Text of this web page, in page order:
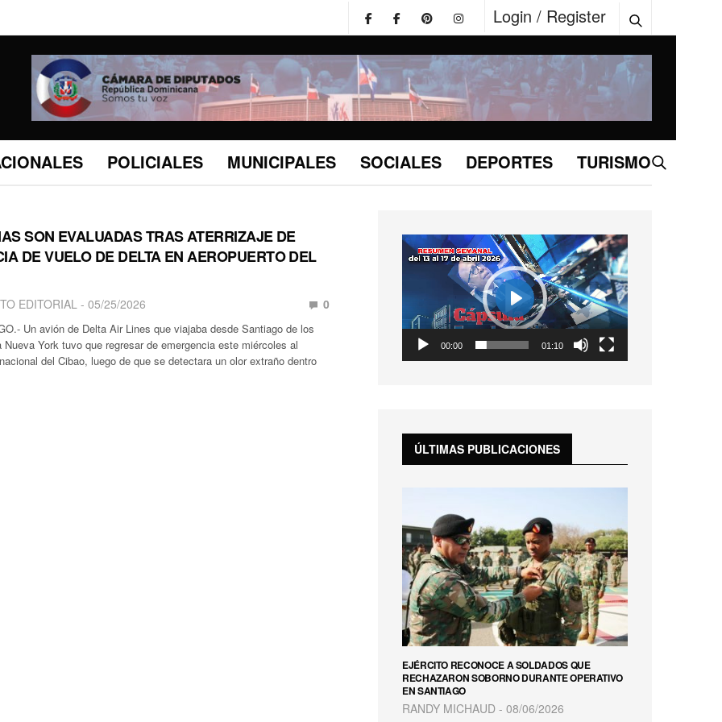
Login / Register
POLICIALES MUNICIPALES SOCIALES DEPORTES TURISMO
SON EVALUADAS TRAS ATERRIZAJE DE
DE VUELO DE DELTA EN AEROPUERTO DEL
EDITORIAL 05/25/2026 0
Un avión de Delta Air Lines que viajaba desde Santiago de los
Nueva York tuvo que regresar de emergencia este miércoles al
del Cibao, luego de que se detectara un olor extraño dentro
01:10
SettingsEnter
Reproductor
de
00:00 01:10
Play
ÚLTIMAS PUBLICACIONES
EJÉRCITO RECONOCE A SOLDADOS QUE
RECHAZARON SOBORNO DURANTE OPERATIVO
EN SANTIAGO
RANDY MICHAUD 08/06/2026